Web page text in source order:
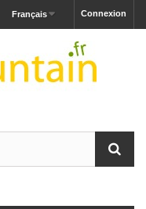
Connexion
Français